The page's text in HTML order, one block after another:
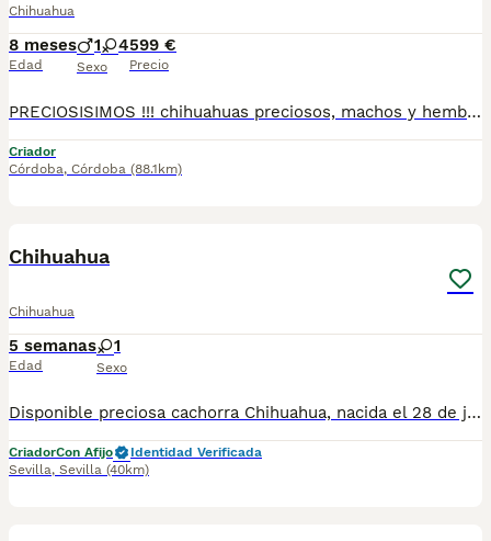
Chihuahua
8 meses
Edad
1 4
Sexo
599 €
Precio
PRECIOSISIMOS !!! chihuahuas preciosos, machos y hembras disponibles , se entregan con todo al dia respecto a documentación y condiciones sanitarias , tanto así que hacemos entregas totalmente personalizadas y sin un euro por adelantado , obtenerse personas no aptas para tener perros , solo personas responsables. hacemos entregas a toda ESPAÑA . mas info 670864332
Criador
Córdoba, Córdoba (88.1km)
Chihuahua
Chihuahua
5 semanas
Edad
1
Sexo
Disponible preciosa cachorra Chihuahua, nacida el 28 de junio de 2026. Color: sable, un tono muy bonito y elegante que realza su expresión y belleza. Procede de una excelente línea de sangre, criada en un ambiente familiar, con mucho cariño y una correcta socialización desde sus primeros días de vida. Destaca por su bonita morfología, cabeza tipo manzana, hocico corto y un carácter dulce, cariñoso y equilibrado, ideal como compañera de vida. La cachorra se entregará a partir de los Dos meses de edad, desparasitada según su edad, con cartilla veterinaria, y las vacunas correspondientes. Se enviarán fotos y vídeos actualizados para que puedas seguir su evolución hasta el día de la entrega. Se prioriza la entrega en mano para garantizar el bienestar de la cachorra y que el nuevo propietario pueda conocerla personalmente. También existe la posibilidad de desplazarnos hasta el lugar de entrega, previo acuerdo entre ambas partes. Buscamos una familia responsable que le ofrezca el hogar, el cariño y los cuidados que merece. Para más información, fotos, vídeos o cualquier consulta, no dudes en ponerte en contacto.
CriadorCon Afijo
Identidad Verificada
Sevilla, Sevilla (40km)